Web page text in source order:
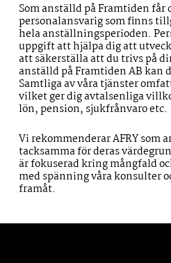
Som anställd på Framtiden får
personalansvarig som finns
hela anställningsperioden.
uppgift att hjälpa dig att
att säkerställa att du trivs på
anställd på Framtiden AB kan
Samtliga av våra tjänster
vilket ger dig avtalsenliga
lön, pension, sjukfrånvaro etc.
Vi rekommenderar AFRY som
tacksamma för deras
är fokuserad kring mångfald
med spänning våra konsulter
framåt.